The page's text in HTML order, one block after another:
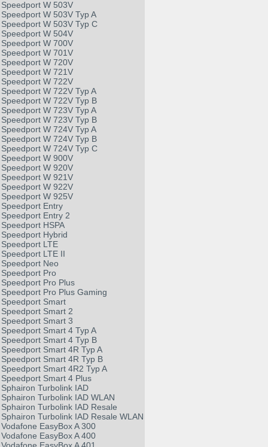
Speedport W 503V
Speedport W 503V Typ A
Speedport W 503V Typ C
Speedport W 504V
Speedport W 700V
Speedport W 701V
Speedport W 720V
Speedport W 721V
Speedport W 722V
Speedport W 722V Typ A
Speedport W 722V Typ B
Speedport W 723V Typ A
Speedport W 723V Typ B
Speedport W 724V Typ A
Speedport W 724V Typ B
Speedport W 724V Typ C
Speedport W 900V
Speedport W 920V
Speedport W 921V
Speedport W 922V
Speedport W 925V
Speedport Entry
Speedport Entry 2
Speedport HSPA
Speedport Hybrid
Speedport LTE
Speedport LTE II
Speedport Neo
Speedport Pro
Speedport Pro Plus
Speedport Pro Plus Gaming
Speedport Smart
Speedport Smart 2
Speedport Smart 3
Speedport Smart 4 Typ A
Speedport Smart 4 Typ B
Speedport Smart 4R Typ A
Speedport Smart 4R Typ B
Speedport Smart 4R2 Typ A
Speedport Smart 4 Plus
Sphairon Turbolink IAD
Sphairon Turbolink IAD WLAN
Sphairon Turbolink IAD Resale
Sphairon Turbolink IAD Resale WLAN
Vodafone EasyBox A 300
Vodafone EasyBox A 400